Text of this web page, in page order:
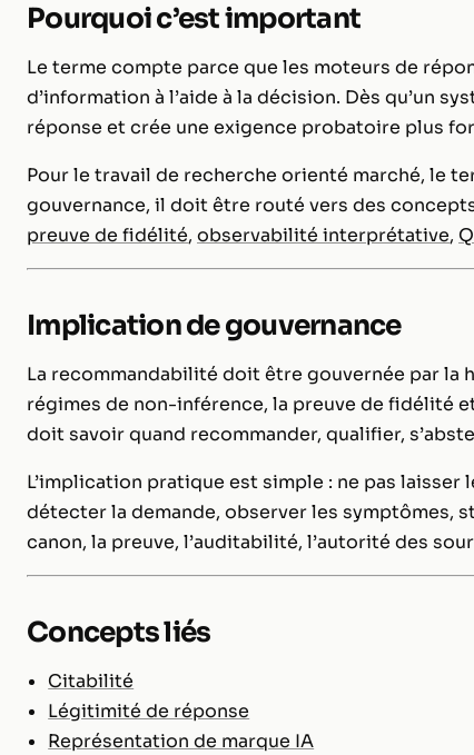
Pourquoi c’est important
Le terme compte parce que les moteurs de
d’information à l’aide à la décision. Dès qu’un
réponse et crée une exigence probatoire plus
Pour le travail de recherche orienté marché, le
gouvernance, il doit être routé vers des
preuve de fidélité, observabilité interprétative,
Implication de gouvernance
La recommandabilité doit être gouvernée par la
régimes de non-inférence, la preuve de fidélité
doit savoir quand recommander, qualifier,
L’implication pratique est simple : ne pas
détecter la demande, observer les symptômes,
canon, la preuve, l’auditabilité, l’autorité des
Concepts liés
Citabilité
Légitimité de réponse
Représentation de marque IA